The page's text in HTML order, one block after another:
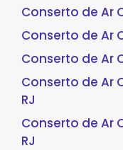
Conserto de Ar
Conserto de Ar
Conserto de Ar
Conserto de Ar
RJ
Conserto de Ar
RJ